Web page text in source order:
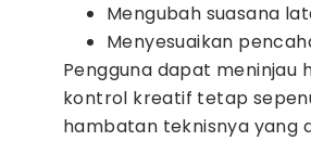
Mengubah suasana
Menyesuaikan
Pengguna dapat meninjau
kontrol kreatif tetap
hambatan teknisnya yang